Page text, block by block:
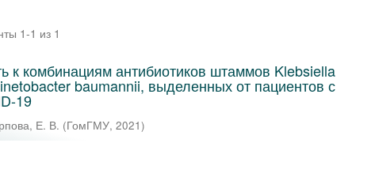
1-1 из 1
к комбинациям антибиотиков штаммов Klebsiella
baumannii, выделенных от пациентов с
19
Е. В. (ГомГМУ, 2021)